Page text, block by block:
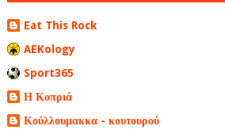
Eat This Rock
AEKology
Sport365
Η Κοπριά
Κούλλουμακκα - κουτουρού